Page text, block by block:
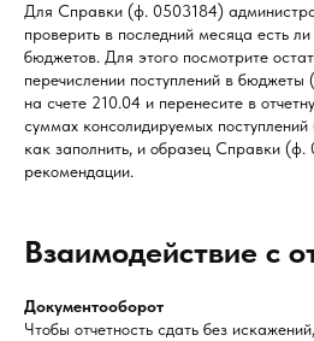
Для Справки (ф. 0503184)
проверить в последний месяца есть ли
бюджетов. Для этого посмотрите
перечислении поступлений в
на счете 210.04 и перенесите в
суммах консолидируемых
как заполнить, и образец Справки
рекомендации.
Взаимодействие с
Документооборот
Чтобы отчетность сдать без